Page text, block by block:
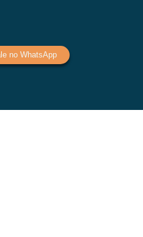
no WhatsApp